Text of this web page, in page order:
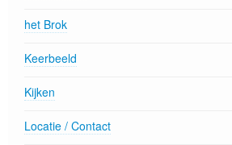
het Brok
Keerbeeld
Kijken
Locatie / Contact